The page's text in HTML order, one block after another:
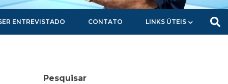
ENTREVISTADO CONTATO LINKS ÚTEIS
Pesquisar